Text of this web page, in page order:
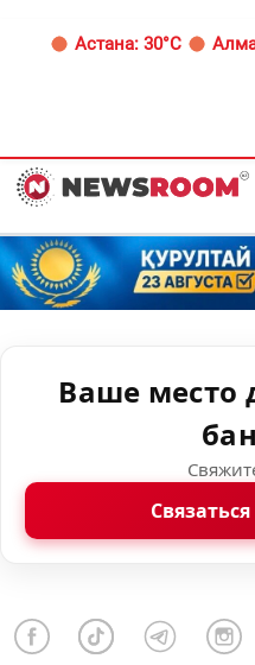
Астана: 30°C
Ваше место